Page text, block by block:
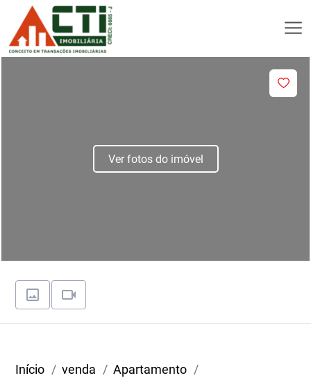
Ver fotos do imóvel
Início venda
Apartamento